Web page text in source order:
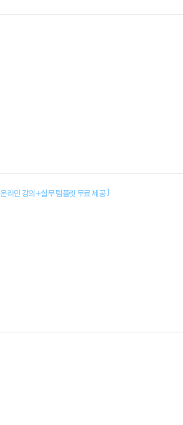
온라인 강의+실무 템플릿 무료 제공]